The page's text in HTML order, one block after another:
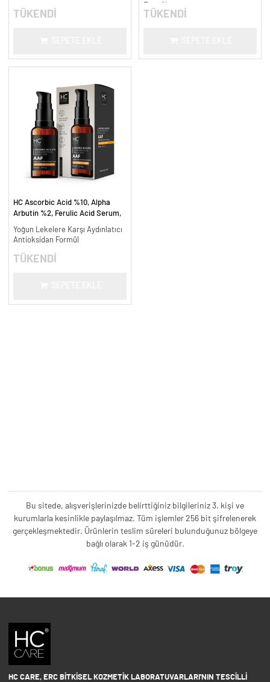
TÜKENDİ
Formül
TÜKENDİ
HC Ascorbic Acid %10, Alpha
Arbutin %2, Ferulic Acid Serum,
ml.
Yoğun Lekelere Karşı Aydınlatıcı
Antioksidan Formül
TÜKENDİ
Bu sitede, alışverişlerinizde belirttiğiniz bilgileriniz 3. kişi ve
kurumlarla kesinlikle paylaşılmaz. Tüm işlemler 256 bit şifrelenerek
gerçekleşmektedir. Ürünlerin teslim süreleri bulunduğunuz bölgeye
bağlı olarak 1-2 iş günüdür.
HC CARE, ERC BITKISEL KOZMETIK LABORATUVARLARI'NIN TESCILLI